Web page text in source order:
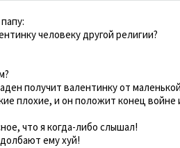
человеку другой религии?
получит валентинку от
плохие, и он положит конец войне
что я когда-либо слышал!
ему хуй!